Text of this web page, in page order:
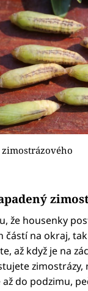
že housenky
částí na okraj,
až když je na
zimostrázy,
do podzimu,